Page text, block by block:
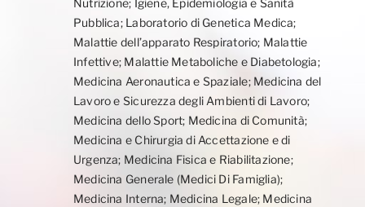
Nutrizione; Igiene, Epidemiologia e Sanità
Pubblica; Laboratorio di Genetica Medica;
Malattie dell’apparato Respiratorio; Malattie
Infettive; Malattie Metaboliche e Diabetologia;
Medicina Aeronautica e Spaziale; Medicina del
Lavoro e Sicurezza degli Ambienti di Lavoro;
Medicina dello Sport; Medicina di Comunità;
Medicina e Chirurgia di Accettazione e di
Urgenza; Medicina Fisica e Riabilitazione;
Medicina Generale (Medici Di Famiglia);
Medicina Interna; Medicina Legale; Medicina